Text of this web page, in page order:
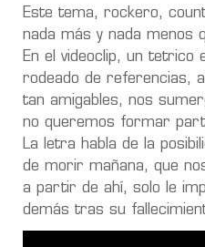
Este tema, rockero,
nada más y nada menos
En el videoclip, un tetrico
rodeado de referencias,
tan amigables, nos
no queremos formar
La letra habla de la
de morir mañana, que
a partir de ahí, solo le
demás tras su